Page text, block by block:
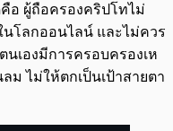
อ ผู้ถือครองคริปโทไม่
โลกออนไลน์ และไม่ควร
เองมีการครอบครองเห
ม ไม่ให้ตกเป็นเป้าสายตา